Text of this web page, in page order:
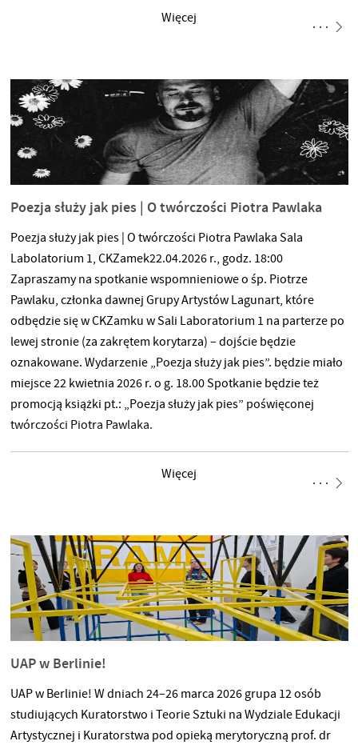
innych, w atmosferze uważności i otwartości. Dzień Komfortu
Więcej
Poezja służy jak pies | O twórczości Piotra Pawlaka
Poezja służy jak pies | O twórczości Piotra Pawlaka Sala
Labolatorium 1, CKZamek22.04.2026 r., godz. 18:00
Zapraszamy na spotkanie wspomnieniowe o śp. Piotrze
Pawlaku, członka dawnej Grupy Artystów Lagunart, które
odbędzie się w CKZamku w Sali Laboratorium 1 na parterze po
lewej stronie (za zakrętem korytarza) – dojście będzie
oznakowane. Wydarzenie „Poezja służy jak pies”. będzie miało
miejsce 22 kwietnia 2026 r. o g. 18.00 Spotkanie będzie też
promocją książki pt.: „Poezja służy jak pies” poświęconej
twórczości Piotra Pawlaka.
Więcej
UAP w Berlinie!
UAP w Berlinie! W dniach 24–26 marca 2026 grupa 12 osób
studiujących Kuratorstwo i Teorie Sztuki na Wydziale Edukacji
Artystycznej i Kuratorstwa pod opieką merytoryczną prof. dr